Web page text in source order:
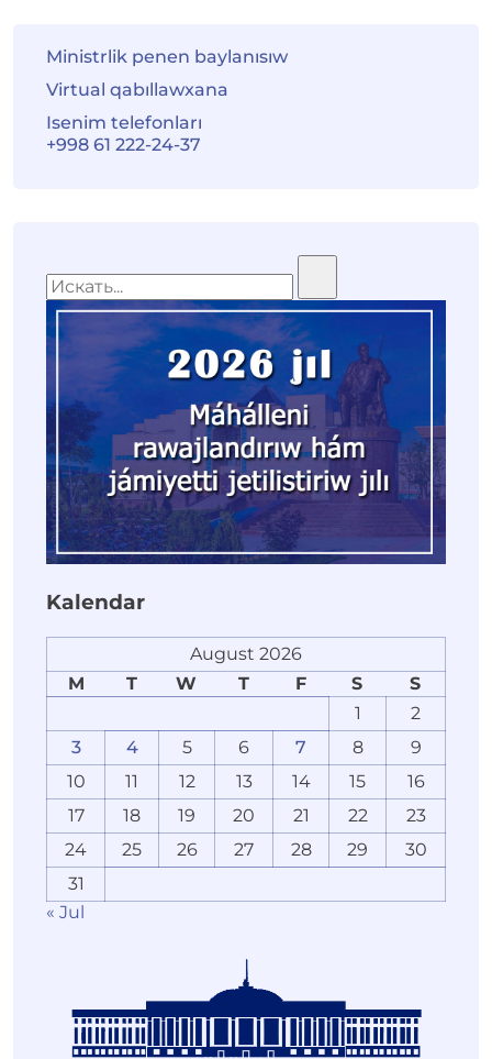
Ministrlik penen baylanısıw
Virtual qabıllawxana
Isenim telefonları
+998 61 222-24-37
Kalendar
August 2026
M
T W T F S
S
1
2
3
4 5 6 7 8
9
10
11 12 13 14 15
16
17
18 19 20 21 22
23
24
25 26 27 28 29
30
31
« Jul